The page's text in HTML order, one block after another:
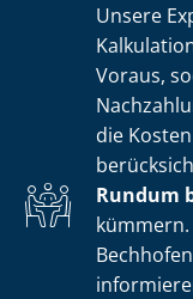
Unsere
Voraus,
die
Rundum